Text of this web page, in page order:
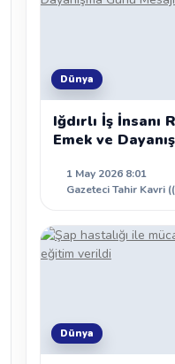
Dünya
Iğdırlı İş İnsanı
Emek ve
1 May 2026 8:01
Gazeteci Tahir Kavri
Dünya